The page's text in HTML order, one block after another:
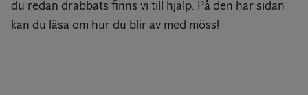
du redan drabbats finns vi till hjälp. På den här sidan
kan du läsa om hur du blir av med möss!